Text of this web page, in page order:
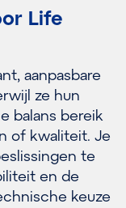
Life
aanpasbare
ze hun
balans bereik
of kwaliteit. Je
te
en de
keuze